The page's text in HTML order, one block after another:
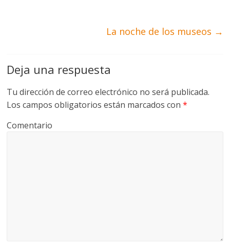
La noche de los museos →
Deja una respuesta
Tu dirección de correo electrónico no será publicada.
Los campos obligatorios están marcados con*
Comentario